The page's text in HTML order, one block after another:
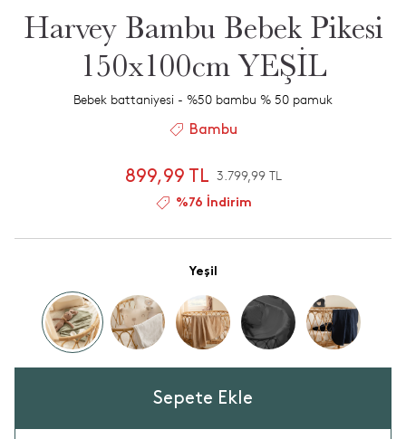
Harvey Bambu Bebek Pikesi
150x100cm YEŞİL
Bebek battaniyesi - %50 bambu % 50 pamuk
Bambu
899,99 TL 3.799,99 TL
%76 İndirim
Yeşil
Sepete Ekle